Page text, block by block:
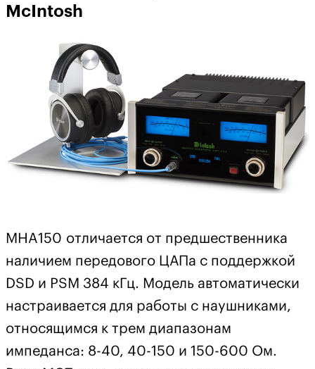
McIntosh
MHA150 отличается от предшественника
наличием передового ЦАПа с поддержкой
DSD и PSM 384 кГц. Модель автоматически
настраивается для работы с наушниками,
относящимся к трем диапазонам
импеданса: 8-40, 40-150 и 150-600 Ом.